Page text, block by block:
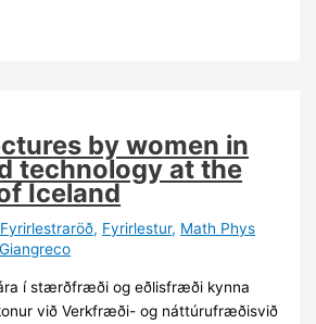
by women in
technology at the
Iceland
Fyrirlestraröð, Fyrirlestur, Math Phys
í stærðfræði og eðlisfræði kynna
við Verkfræði- og náttúrufræðisvið